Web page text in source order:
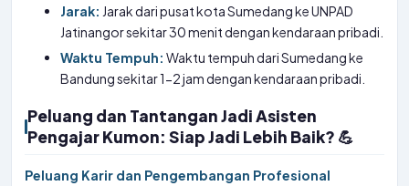
Jarak: Jarak dari pusat kota Sumedang ke UNPAD
Jatinangor sekitar 30 menit dengan kendaraan pribadi.
Waktu Tempuh: Waktu tempuh dari Sumedang ke
Bandung sekitar 1-2 jam dengan kendaraan pribadi.
Peluang dan Tantangan Jadi Asisten
Pengajar Kumon: Siap Jadi Lebih Baik? 💪
Peluang Karir dan Pengembangan Profesional